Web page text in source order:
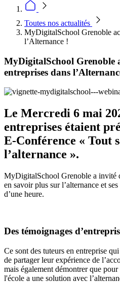
Toutes nos actualités
MyDigitalSchool Grenoble
l’Alternance !
MyDigitalSchool Grenoble
entreprises dans
Le Mercredi 6 mai
entreprises étaient
E-Conférence « Tout
l’alternance ».
MyDigitalSchool Grenoble a invité
en savoir plus sur l’alternance et
d’une heure.
Des témoignages
Ce sont des tuteurs en entreprise
de partager leur expérience de
mais également démontrer que
l'école a une solution avec